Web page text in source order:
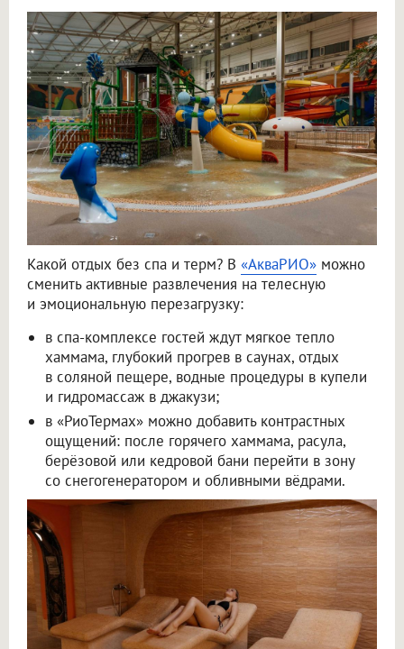
Какой отдых без спа и терм? В «АкваРИО» можно
сменить активные развлечения на телесную
и эмоциональную перезагрузку:
в спа-комплексе гостей ждут мягкое тепло
хаммама, глубокий прогрев в саунах, отдых
в соляной пещере, водные процедуры в купели
и гидромассаж в джакузи;
в «РиоТермах» можно добавить контрастных
ощущений: после горячего хаммама, расула,
берёзовой или кедровой бани перейти в зону
со снегогенератором и обливными вёдрами.